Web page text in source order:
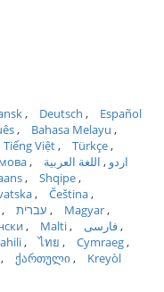
Deutsch
Español
Bahasa Melayu
Tiếng Việt
Türkçe
اردو
اللغة العربية
Shqipe
Čeština
עברית
Magyar
Malti
فارسی
ไทย
Cymraeg
ქართული
Kreyòl